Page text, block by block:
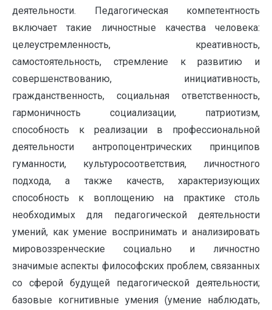
деятельности. Педагогическая компетентность
включает такие личностные качества человека:
целеустремленность, креативность,
самостоятельность, стремление к развитию и
совершенствованию, инициативность,
гражданственность, социальная ответственность,
гармоничность социализации, патриотизм,
способность к реализации в профессиональной
деятельности антропоцентрических принципов
гуманности, культуросоответствия, личностного
подхода, а также качеств, характеризующих
способность к воплощению на практике столь
необходимых для педагогической деятельности
умений, как умение воспринимать и анализировать
мировоззренческие социально и личностно
значимые аспекты философских проблем, связанных
со сферой будущей педагогической деятельности;
базовые когнитивные умения (умение наблюдать,